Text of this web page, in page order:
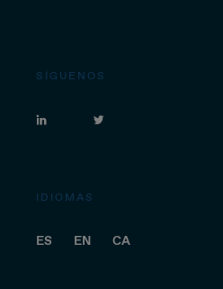
SÍGUENOS
IDIOMAS
ES EN CA